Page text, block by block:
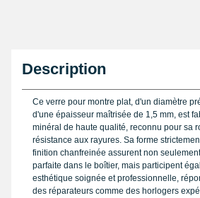
Description
Ce verre pour montre plat, d'un diamètre
d'une épaisseur maîtrisée de 1,5 mm, est
minéral de haute qualité, reconnu pour sa
résistance aux rayures. Sa forme
finition chanfreinée assurent non
parfaite dans le boîtier, mais participent
esthétique soignée et professionnelle,
des réparateurs comme des horlogers